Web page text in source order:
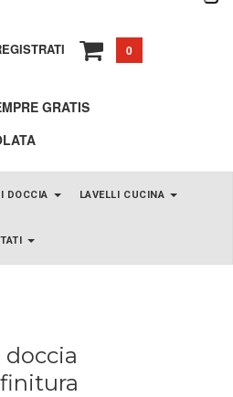
0
GRATIS
DOCCIA LAVELLI CUCINA
doccia